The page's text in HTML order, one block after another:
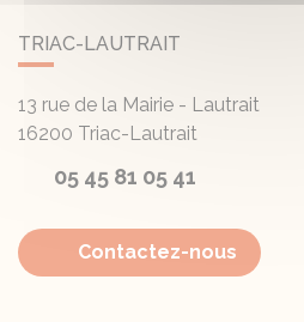
TRIAC-LAUTRAIT
13 rue de la Mairie - Lautrait
16200 Triac-Lautrait
05 45 81 05 41
Contactez-nous